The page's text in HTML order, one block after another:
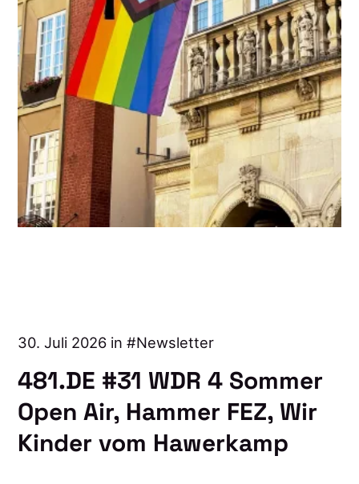
30. Juli 2026 in Newsletter
481.DE #31 WDR 4 Sommer
Open Air, Hammer FEZ, Wir
Kinder vom Hawerkamp